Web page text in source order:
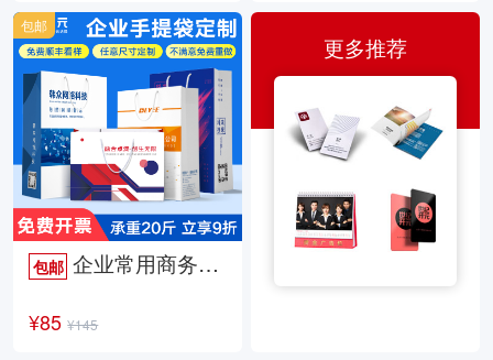
包邮 企业常用商务手提袋
¥85 ¥145
包邮
更多推荐